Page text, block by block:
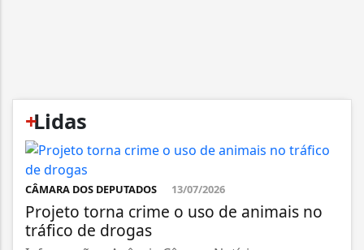
+
Lidas
CÂMARA DOS DEPUTADOS 13/07/2026
Projeto torna crime o uso de animais no
tráfico de drogas